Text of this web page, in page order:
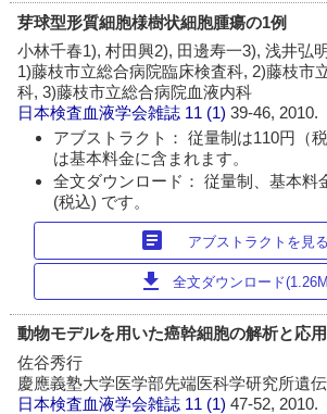
芽球型形質細胞様樹状細胞腫瘍の1例
小林千春1), 村田興2), 田邊寿一3), 浅井弘
1)藤枝市立総合病院臨床検査科, 2)藤枝市
科, 3)藤枝市立総合病院血液内科
日本検査血液学会雑誌 11 (1)39-46, 2010.
アブストラクト： 従量制は110円（
は基本料金に含まれます。
全文ダウンロード： 従量制、基本料
(税込) です。
article アブストラクトを見る
download 全文ダウンロード
動物モデルを用いた癌幹細胞の解析と応用
佐谷秀行
慶應義塾大学医学部先端医科学研究所遺
日本検査血液学会雑誌 11 (1)47-52, 2010.